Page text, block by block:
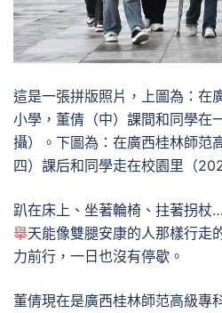
這是一張拼版照片，上圖為：在
小學，董倩（中）課間和同學在
攝）。下圖為：在廣西桂林師范
四）課后和同學走在校園里（
趴在床上、坐著輪椅、拄著拐
舉天能像雙腿安康的人那樣行走
力前行，一日也沒有停歇。
董倩現在是廣西桂林師范高級專